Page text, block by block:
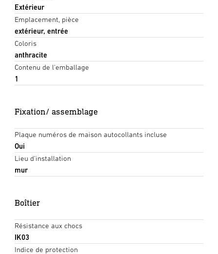
Extérieur
Emplacement, pièce
extérieur, entrée
Coloris
anthracite
Contenu de l'emballage
1
Fixation/ assemblage
Plaque numéros de maison autocollants incluse
Oui
Lieu d'installation
mur
Boîtier
Résistance aux chocs
IK03
Indice de protection